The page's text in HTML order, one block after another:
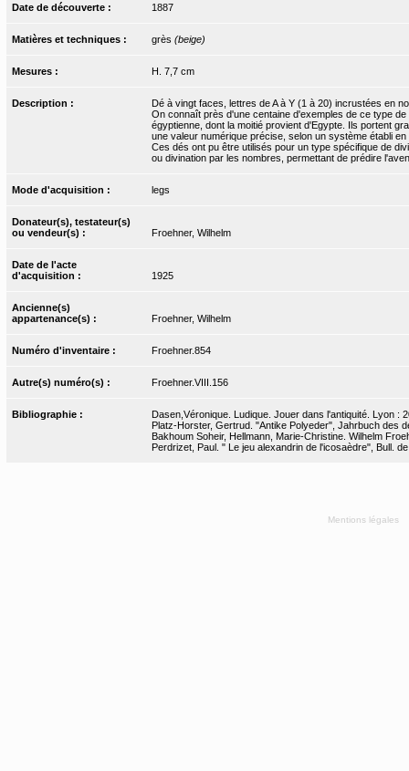
Date de découverte : 1887
Matières et techniques : grès (beige)
Mesures : H. 7,7 cm
Description :
Dé à vingt faces, lettres de A à Y (1 à 20) incrustées en
On connaît près d'une centaine d'exemples de ce type
égyptienne, dont la moitié provient d'Egypte. Ils portent
une valeur numérique précise, selon un système établi
Ces dés ont pu être utilisés pour un type spécifique de
ou divination par les nombres, permettant de prédire
Mode d'acquisition : legs
Donateur(s), testateur(s)
ou vendeur(s) :
Froehner, Wilhelm
Date de l'acte
d'acquisition :
1925
Ancienne(s)
appartenance(s) :
Froehner, Wilhelm
Numéro d'inventaire : Froehner.854
Autre(s) numéro(s) : Froehner.VIII.156
Bibliographie :
Dasen,Véronique. Ludique. Jouer dans l'antiquité. Lyon :
Platz-Horster, Gertrud. "Antike Polyeder", Jahrbuch des
Bakhoum Soheir, Hellmann, Marie-Christine. Wilhelm
Perdrizet, Paul. " Le jeu alexandrin de l'icosaèdre", Bull.
Mentions légales